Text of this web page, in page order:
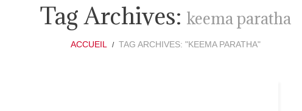
Tag Archives: keema paratha
ACCUEIL TAG ARCHIVES: "KEEMA PARATHA"